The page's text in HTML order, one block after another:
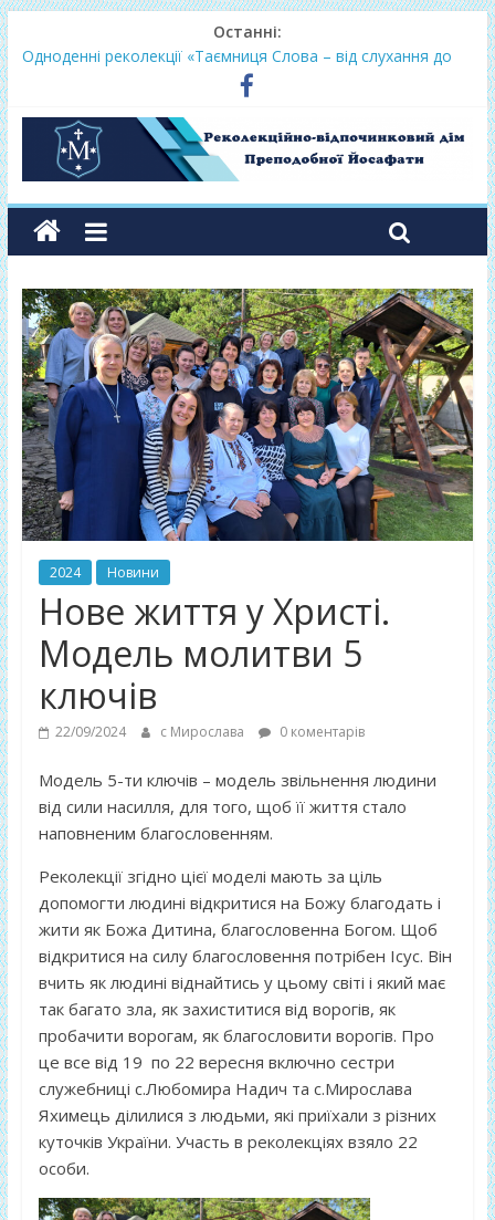
Останні:
Одноденні реколекції «Таємниця Слова – від слухання до
Lectio Divina – єв.Матея 2026
Нове життя в Христі – осінь 2026
Фундамент у вересні 2026
2024 Новини
Нове життя у Христі.
Модель молитви 5
ключів
22/09/2024 с Мирослава 0 коментарів
Модель 5-ти ключів – модель звільнення людини
від сили насилля, для того, щоб її життя стало
наповненим благословенням.
Реколекції згідно цієї моделі мають за ціль
допомогти людині відкритися на Божу благодать і
жити як Божа Дитина, благословенна Богом. Щоб
відкритися на силу благословення потрібен Ісус. Він
вчить як людині віднайтись у цьому світі і який має
так багато зла, як захиститися від ворогів, як
пробачити ворогам, як благословити ворогів. Про
це все від 19 по 22 вересня включно сестри
служебниці с.Любомира Надич та с.Мирослава
Яхимець ділилися з людьми, які приїхали з різних
куточків України. Участь в реколекціях взяло 22
особи.